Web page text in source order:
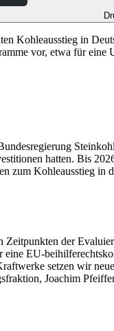
Kohleausstieg in
vor, etwa für
hatten. Bis
zum Kohleausstieg
der
EU-
setzen wir
Joachim